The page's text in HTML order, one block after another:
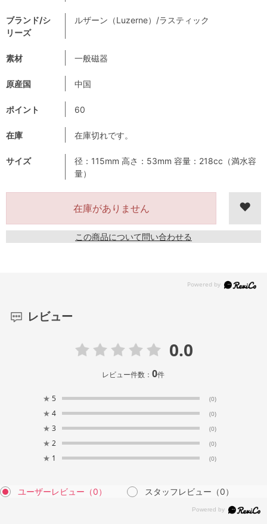
ブランド/シ
リーズ
ルザーン（Luzerne）/ラスティック
素材 一般磁器
原産国 中国
ポイント 60
在庫 在庫切れです。
サイズ
径：115mm 高さ：53mm 容量：218cc（満水容
量）
在庫がありません
この商品について問い合わせる
レビュー
0.0
レビュー件数：0件
★ 5 (0)
★ 4 (0)
★ 3 (0)
★ 2 (0)
★ 1 (0)
ユーザーレビュー （0） スタッフレビュー （0）